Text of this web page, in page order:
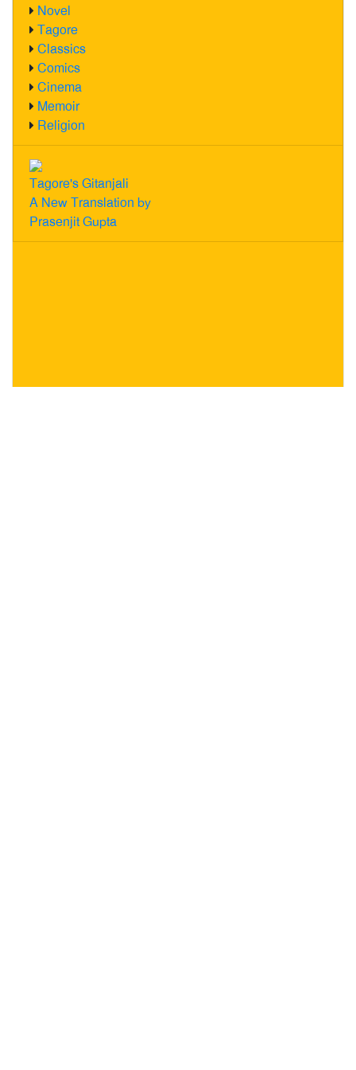
Novel
Tagore
Classics
Comics
Cinema
Memoir
Religion
Tagore's Gitanjali
A New Translation by
Prasenjit Gupta